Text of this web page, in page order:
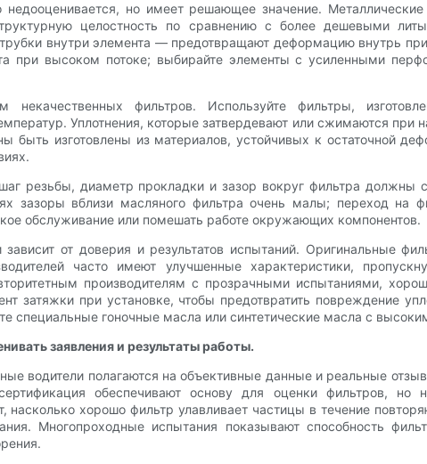
но имеет решающее значение.
целостность по сравнению с более дешевыми
внутри элемента — предотвращают деформацию внутрь
при высоком потоке; выбирайте элементы с усиленными
фильтров. Используйте фильтры,
Уплотнения, которые затвердевают или сжимаются при
изготовлены из материалов, устойчивых к остаточной
резьбы, диаметр прокладки и зазор вокруг фильтра должны
зазоры вблизи масляного фильтра очень малы; переход на
обслуживание или помешать работе окружающих компонентов.
от доверия и результатов испытаний. Оригинальные
часто имеют улучшенные характеристики,
производителям с прозрачными испытаниями,
затяжки при установке, чтобы предотвратить повреждение
специальные гоночные масла или синтетические масла с
заявления и результаты работы.
водители полагаются на объективные данные и реальные
обеспечивают основу для оценки фильтров,
хорошо фильтр улавливает частицы в течение
Многопроходные испытания показывают способность